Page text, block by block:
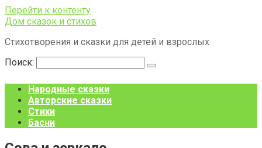
Перейти к контенту
Дом сказок и стихов
Стихотворения и сказки для детей и взрослых
Поиск:
Народные сказки
Авторские сказки
Стихи
Басни